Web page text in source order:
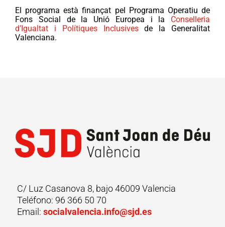
El programa està finançat pel Programa Operatiu de
Fons Social de la Unió Europea i la Conselleria
d’Igualtat i Polítiques Inclusivesde la Generalitat
Valenciana.
C/ Luz Casanova 8, bajo 46009 Valencia
Teléfono: 96 366 50 70
Email:socialvalencia.info@sjd.es